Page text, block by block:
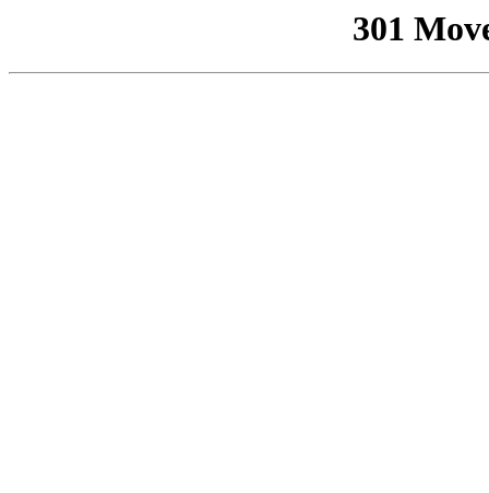
301